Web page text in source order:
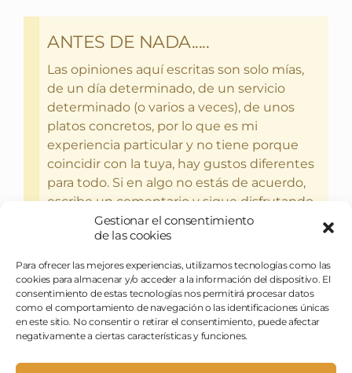
Gestionar el consentimiento
de las cookies
Para ofrecer las mejores experiencias, utilizamos tecnologías como las
cookies para almacenar y/o acceder a la información del dispositivo. El
consentimiento de estas tecnologías nos permitirá procesar datos
como el comportamiento de navegación o las identificaciones únicas
en este sitio. No consentir o retirar el consentimiento, puede afectar
negativamente a ciertas características y funciones.
ANTES DE NADA.....
Las opiniones aquí escritas son solo mías,
de un día determinado, de un servicio
determinado (o varios a veces), de unos
platos concretos, por lo que es mi
experiencia particular y no tiene porque
coincidir con la tuya, hay gustos diferentes
para todo. Si en algo no estás de acuerdo,
escribe un comentario y sigue disfrutando
del bebercio y el glotoneo.